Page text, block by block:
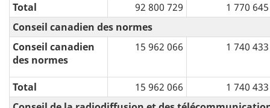
Total 92 800 729
1 770 645
Conseil canadien des normes
Conseil canadien
des normes
15 962 066 1 740 433
Total 15 962 066
1 740 433